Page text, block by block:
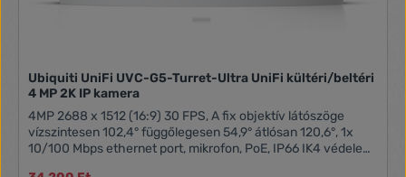
Ubiquiti UniFi UVC-G5-Turret-Ultra UniFi kültéri/beltéri
4 MP 2K IP kamera
4MP 2688 x 1512 (16:9) 30 FPS, A fix objektív látószöge
vízszintesen 102,4° függőlegesen 54,9° átlósan 120,6°, 1x
10/100 Mbps ethernet port, mikrofon, PoE, IP66 IK4 védelem,